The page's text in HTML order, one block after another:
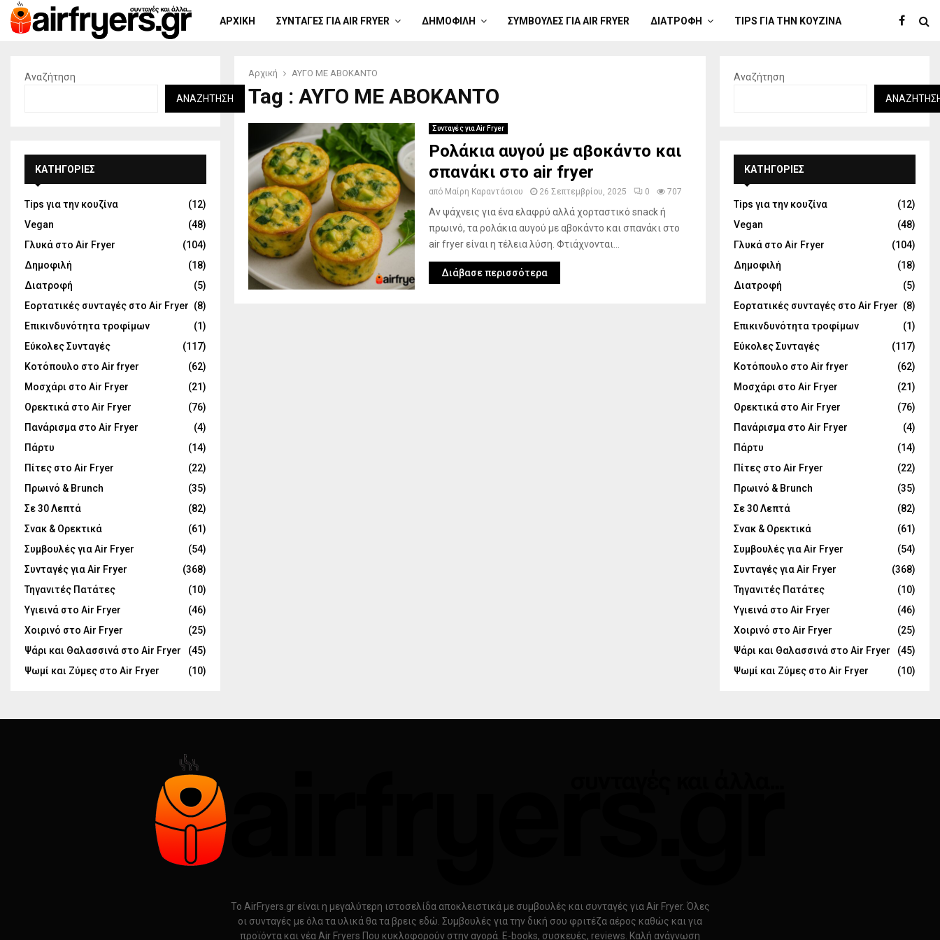
ΑΡΧΙΚΉ ΣΥΝΤΑΓΈΣ ΓΙΑ AIR FRYER ΔΗΜΟΦΙΛΉ ΣΥΜΒΟΥΛΈΣ ΓΙΑ AIR FRYER ΔΙΑΤΡΟΦΉ TIPS ΓΙΑ ΤΗΝ ΚΟΥΖΊΝΑ
Αρχική ΑΥΓΟ ΜΕ ΑΒΟΚΑΝΤΟ
Tag : ΑΥΓΟ ΜΕ ΑΒΟΚΑΝΤΟ
Συνταγές για Air Fryer
Ρολάκια αυγού με αβοκάντο και
σπανάκι στο air fryer
από Μαίρη Καραντάσιου 26 Σεπτεμβρίου, 2025 0 707
Αν ψάχνεις για ένα ελαφρύ αλλά χορταστικό snack ή
πρωινό, τα ρολάκια αυγού με αβοκάντο και σπανάκι στο
air fryer είναι η τέλεια λύση. Φτιάχνονται...
Διάβασε περισσότερα
Αναζήτηση
ΑΝΑΖΉΤΗΣΗ
KΑΤΗΓΟΡΊΕΣ
Tips για την κουζίνα
(12)
Vegan
(48)
Γλυκά στο Air Fryer
(104)
Δημοφιλή
(18)
Διατροφή
(5)
Εορτατικές συνταγές στο Air Fryer (8)
Επικινδυνότητα τροφίμων
(1)
Εύκολες Συνταγές
(117)
Κοτόπουλο στο Air fryer
(62)
Μοσχάρι στο Air Fryer
(21)
Ορεκτικά στο Air Fryer
(76)
Πανάρισμα στο Air Fryer
(4)
Πάρτυ
(14)
Πίτες στο Air Fryer
(22)
Πρωινό & Brunch
(35)
Σε 30 Λεπτά
(82)
Σνακ & Ορεκτικά
(61)
Συμβουλές για Air Fryer
(54)
Συνταγές για Air Fryer
(368)
Τηγανιτές Πατάτες
(10)
Υγιεινά στο Air Fryer
(46)
Χοιρινό στο Air Fryer
(25)
Ψάρι και Θαλασσινά στο Air Fryer
(45)
Ψωμί και Ζύμες στο Air Fryer
(10)
Αναζήτηση
KΑΤΗΓΟΡΊΕΣ
Tips για την κουζίνα
(12)
Vegan
(48)
Γλυκά στο Air Fryer
(104)
Δημοφιλή
(18)
Διατροφή
(5)
Εορτατικές συνταγές στο Air Fryer (8)
Επικινδυνότητα τροφίμων
(1)
Εύκολες Συνταγές
(117)
Κοτόπουλο στο Air fryer
(62)
Μοσχάρι στο Air Fryer
(21)
Ορεκτικά στο Air Fryer
(76)
Πανάρισμα στο Air Fryer
(4)
Πάρτυ
(14)
Πίτες στο Air Fryer
(22)
Πρωινό & Brunch
(35)
Σε 30 Λεπτά
(82)
Σνακ & Ορεκτικά
(61)
Συμβουλές για Air Fryer
(54)
Συνταγές για Air Fryer
(368)
Τηγανιτές Πατάτες
(10)
Υγιεινά στο Air Fryer
(46)
Χοιρινό στο Air Fryer
(25)
Ψάρι και Θαλασσινά στο Air Fryer
(45)
Ψωμί και Ζύμες στο Air Fryer
(10)
Το AirFryers.gr είναι η μεγαλύτερη ιστοσελίδα αποκλειστικά με συμβουλές και συνταγές για Air Fryer. Όλες
οι συνταγές με όλα τα υλικά θα τα βρεις εδώ. Συμβουλές για την δική σου φριτέζα αέρος καθώς και για
προϊόντα και νέα Air Fryers Που κυκλοφορούν στην αγορά. E-books, συσκευές, reviews. Καλή ανάγνωση